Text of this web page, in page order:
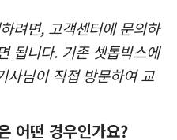
려면, 고객센터에 문의하
됩니다. 기존 셋톱박스에
사님이 직접 방문하여 교
어떤 경우인가요?